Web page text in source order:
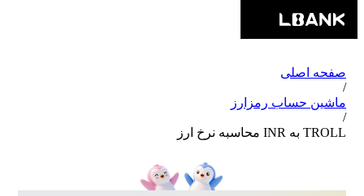
صفحه اصلی
/
ماشین حساب رمزارز
/
TROLL به INR محاسبه نرخ ارز